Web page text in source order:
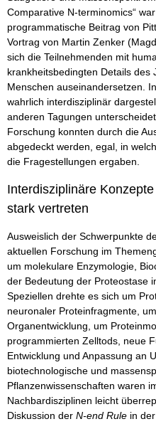
Comparative N-terminomics“
programmatische Beitrag von
Vortrag von Martin Zenker
sich die Teilnehmenden mit
krankheitsbedingten Details des
Menschen auseinandersetzen.
wahrlich interdisziplinär
anderen Tagungen
Forschung konnten durch die
abgedeckt werden, egal, in
die Fragestellungen ergaben.
Interdisziplinäre
stark vertreten
Ausweislich der Schwerpunkte
aktuellen Forschung im
um molekulare Enzymologie,
der Bedeutung der Proteostase
Speziellen drehte es sich um
neuronaler Proteinfragmente,
Organentwicklung, um
programmierten Zelltods, neue
Entwicklung und Anpassung an
biotechnologische und
Pflanzenwissenschaften waren
Nachbardisziplinen leicht
Diskussion der N-end Rule in